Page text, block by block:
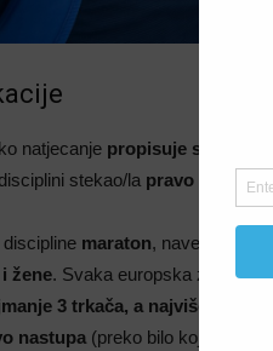
natjecanje propisuje sustav
stekao/la pravo nastupa.
maraton, navedena
žene. Svaka europska zemlja
3 trkača, a najviše njih 6
nastupa (preko bilo kojeg